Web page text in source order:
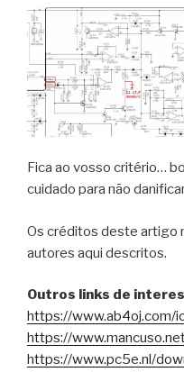
Fica ao vosso critério…
cuidado para não
Os créditos deste artigo
autores aqui descritos.
Outros links de
https://
https://
https://www.pc5e.nl/